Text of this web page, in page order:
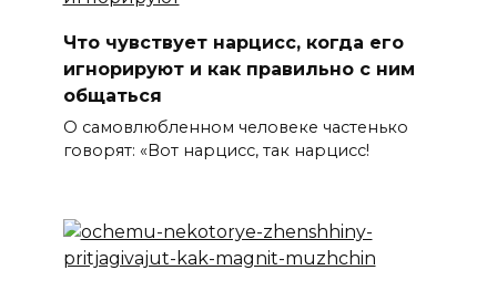
Что чувствует нарцисс, когда его
игнорируют и как правильно с ним
общаться
О самовлюбленном человеке частенько
говорят: «Вот нарцисс, так нарцисс!